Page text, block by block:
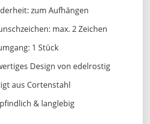
zum Aufhängen
max. 2 Zeichen
1 Stück
Design von edelrostig
aus Cortenstahl
& langlebig